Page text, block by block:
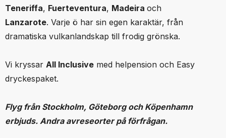
Teneriffa, Fuerteventura, Madeira och
Lanzarote. Varje ö har sin egen karaktär, från
dramatiska vulkanlandskap till frodig grönska.
Vi kryssar All Inclusive med helpension och Easy
dryckespaket.
Flyg från Stockholm, Göteborg och Köpenhamn
erbjuds. Andra avreseorter på förfrågan.